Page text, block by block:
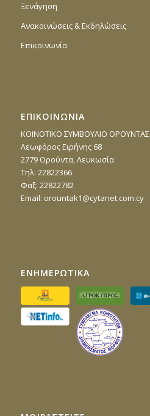
Ξενάγηση
Ανακοινώσεις & Εκδηλώσεις
Επικοινωνία
ΕΠΙΚΟΙΝΩΝΙΑ
ΚΟΙΝΟΤΙΚΟ ΣΥΜΒΟΥΛΙΟ ΟΡΟΥΝΤΑΣ
Λεωφόρος Ειρήνης 68
2779 Ορούντα, Λευκωσία
Τηλ: 22822366
Φαξ: 22822782
Email: orountak1@cytanet.com.cy
ΕΝΗΜΕΡΩΤΙΚΑ